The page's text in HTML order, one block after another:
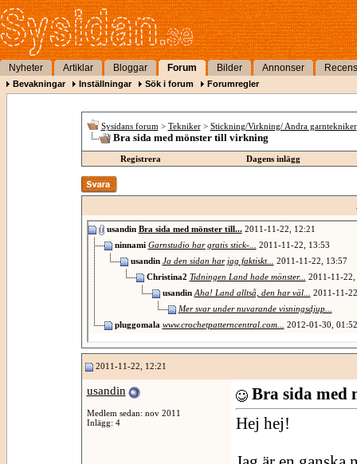
Nyheter Artiklar Bloggar Forum Bilder Annonser
Bevakningar Inställningar Sök i forum Forumregler
Sysidans forum > Tekniker > Stickning/Virkning/ Andra garntekniker
Bra sida med mönster till virkning
Registrera Dagens inlägg
usandin Bra sida med mönster till...2011-11-22,
12:21
ninnami Garnstudio har gratis stick-... 2011-11-22,
13:53
usandin Ja den sidan har jag faktiskt... 2011-11-22,
13:57
Christina2 Tidningen Land hade mönster...
2011-11-22,
usandin Aha! Land alltså, den har väl...
2011-11-
Mer svar under nuvarande visningsdjup...
pluggomala www.crochetpatterncentral.com... 2012-01-30, 01:52
2011-11-22, 12:21
usandin
Medlem sedan: nov 2011
Inlägg: 4
Bra sida med
Hej hej!